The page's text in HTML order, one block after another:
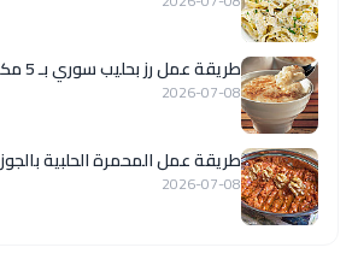
طريقة عمل رز بحليب سوري بـ 5 مكونات
2026-07-08
طريقة عمل المحمرة الحلبية بالجوز
2026-07-08